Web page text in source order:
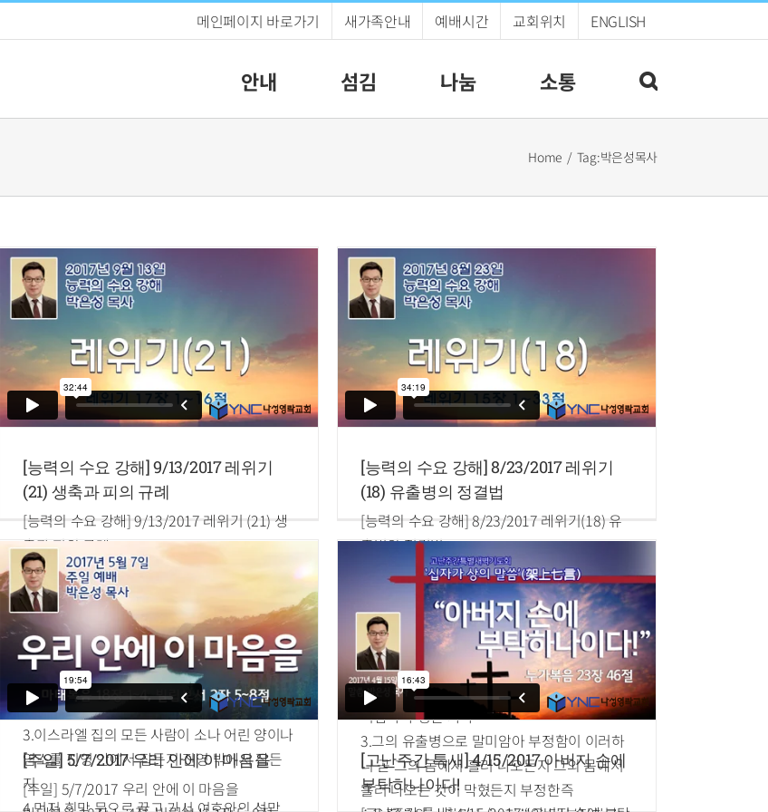
메인페이지 바로가기 새가족안내 예배시간 교회위치 ENGLISH
안내 섬김 나눔 소통
Home Tag:박은성목사
[능력의 수요 강해] 9/13/2017 레위기
(21) 생축과 피의 규례
[능력의 수요 강해] 9/13/2017 레위기 (21) 생
축과 피의 규례
말씀: 박은성 목사
레위기 17장 1~16절
1.여호와께서 모세에게 말씀하여 이르시되
2.아론과 그의 아들들과 이스라엘의 모든 자손
에게 말하여 그들에게 이르기를 여호와의 명령
이 이러하시다 하라
3.이스라엘 집의 모든 사람이 소나 어린 양이나
염소를 진영 안에서 잡든지 진영 밖에서 잡든
지
4.먼저 회막 문으로 끌고 가서 여호와의 성막
[능력의 수요 강해] 8/23/2017 레위기
(18) 유출병의 정결법
[능력의 수요 강해] 8/23/2017 레위기(18) 유
출병의 정결법
말씀: 박은성 목사
레위기 15장 1~33절
1.여호와께서 모세와 아론에게 말씀하여 이르
시되
2.이스라엘 자손에게 말하여 이르라 누구든지
그의 몸에 유출병이 있으면 그 유출병으로 말
미암아 부정한 자라
3.그의 유출병으로 말미암아 부정함이 이러하
니 곧 그의 몸에서 흘러 나오든지 그의 몸에서
흘러 나오는 것이 막혔든지 부정한즉
[주일] 5/7/2017 우리 안에 이 마음을
[주일] 5/7/2017 우리 안에 이 마음을
[고난주간 특새] 4/15/2017 아버지 손에
부탁하나이다!